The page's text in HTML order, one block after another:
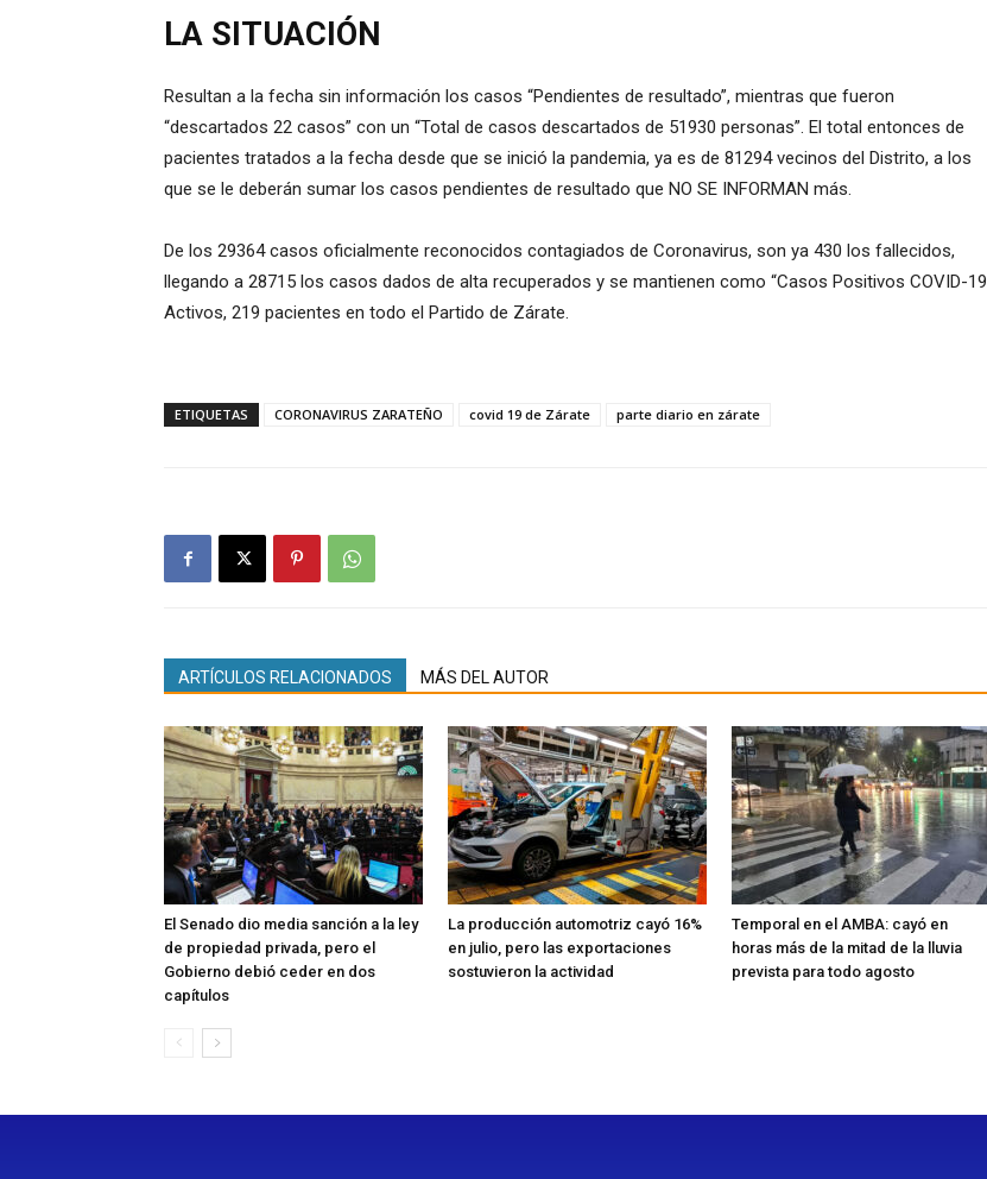
LA SITUACIÓN
Resultan a la fecha sin información los casos “Pendientes de resultado”, mientras que fueron
“descartados 22 casos” con un “Total de casos descartados de 51930 personas”. El total entonces de
pacientes tratados a la fecha desde que se inició la pandemia, ya es de 81294 vecinos del Distrito, a los
que se le deberán sumar los casos pendientes de resultado que NO SE INFORMAN más.
De los 29364 casos oficialmente reconocidos contagiados de Coronavirus, son ya 430 los fallecidos,
llegando a 28715 los casos dados de alta recuperados y se mantienen como “Casos Positivos COVID-19
Activos, 219 pacientes en todo el Partido de Zárate.
ETIQUETAS CORONAVIRUS ZARATEÑO covid 19 de Zárate parte diario en zárate
ARTÍCULOS RELACIONADOS MÁS DEL AUTOR
El Senado dio media sanción a la ley
de propiedad privada, pero el
Gobierno debió ceder en dos
capítulos
La producción automotriz cayó 16%
en julio, pero las exportaciones
sostuvieron la actividad
Temporal en el AMBA: cayó en
horas más de la mitad de la lluvia
prevista para todo agosto